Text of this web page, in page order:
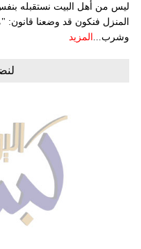
ليس من أهل البيت نستقبله
المنزل فنكون قد وضعنا قانون:
وشرب...
المزيد